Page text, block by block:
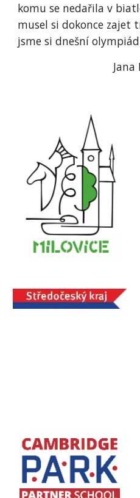
komu se nedařila v
musel si dokonce zajet
jsme si dnešní